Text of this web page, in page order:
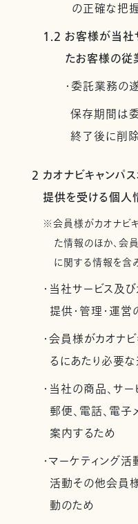
の正確な把
1.2 お客様が当社
たお客様の従
・委託業務の
保存期間は
終了後に削除
2 カオナビキャンパ
提供を受ける個人
※会員様がカオナビ
た情報のほか、会
に関する情報を含
・当社サービス及
提供・管理・運営
・会員様がカオナ
るにあたり必要
・当社の商品、サー
郵便、電話、電
案内するため
・マーケティング
活動その他会員
動のため